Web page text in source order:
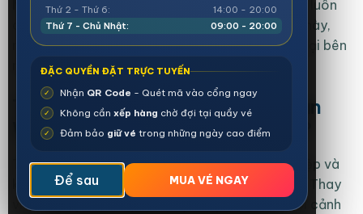
Mặt Trờichính là cách tốt nhất để gắn kết. Tôi luôn
cảm thấy sự tươi mới khi đứng giữa không gian này,
nơi mọi lo toan của cuộc sống dường như dừng lại bên
ngoài cổngSun World Ha Long
Tại sao các cặp đôi nên chọn Sun
World Ha Long cho buổi hẹn hò?
Tôi chọnSun World Ha Longvì sự chuyên nghiệp và
khả năng tạo ra những kỷ niệm không thể quên. Thay
vì những địa điểm quen thuộc, việc thay đổi bối cảnh
Thứ 2 - Thứ 6:
14:00 - 20:00
Thứ 7 - Chủ Nhật:
09:00 - 20:00
ĐẶC QUYỀN ĐẶT TRỰC TUYẾN
✓ Nhận QR Code - Quét mã vào cổng ngay
✓ Không cần xếp hàng chờ đợi tại quầy vé
✓ Đảm bảo giữ vé trong những ngày cao điểm
Để sau MUA VÉ NGAY